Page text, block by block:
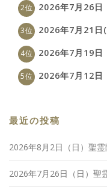
2026年7月26日
2026年7月21
2026年7月19日
2026年7月12日
最近の投稿
2026年8月2日（日）聖
2026年7月26日（日）聖